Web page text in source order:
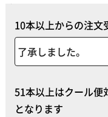
10本以上からの注文
51本以上はクール便
となります